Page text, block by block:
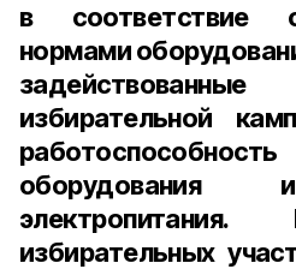
в соответствие
нормами
избирательной
оборудования
избирательных